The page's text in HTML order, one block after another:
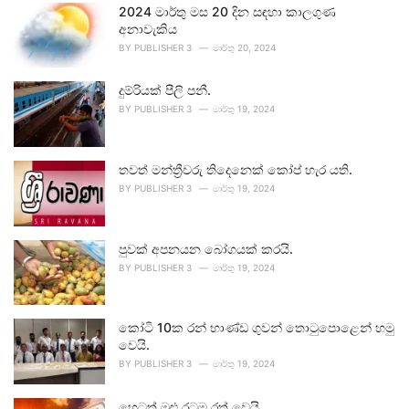
2024 මාර්තු මස 20 දින සඳහා කාලගුණ
අනාවැකිය
BY PUBLISHER 3 මාර්තු 20, 2024
දුම්රියක් පීලි පනී.
BY PUBLISHER 3 මාර්තු 19, 2024
තවත් මන්ත්‍රීවරු තිදෙනෙක් කෝප් හැර යති.
BY PUBLISHER 3 මාර්තු 19, 2024
පුවක් අපනයන බෝගයක් කරයි.
BY PUBLISHER 3 මාර්තු 19, 2024
කෝටි 10ක රන් භාණ්ඩ ගුවන් තොටුපොළෙන් හමු
වෙයි.
BY PUBLISHER 3 මාර්තු 19, 2024